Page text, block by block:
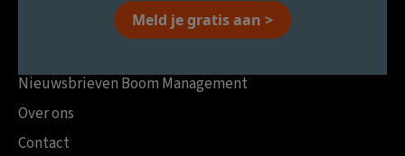
Meld je gratis aan >
Nieuwsbrieven Boom Management
Over ons
Contact